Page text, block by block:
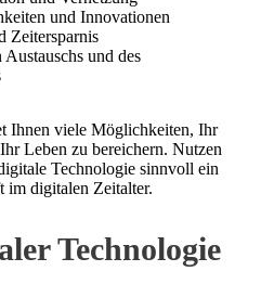
und Innovationen
Zeitersparnis
und des
Ihnen viele Möglichkeiten, Ihr
Leben zu bereichern. Nutzen
Technologie sinnvoll ein
im digitalen Zeitalter.
Technologie